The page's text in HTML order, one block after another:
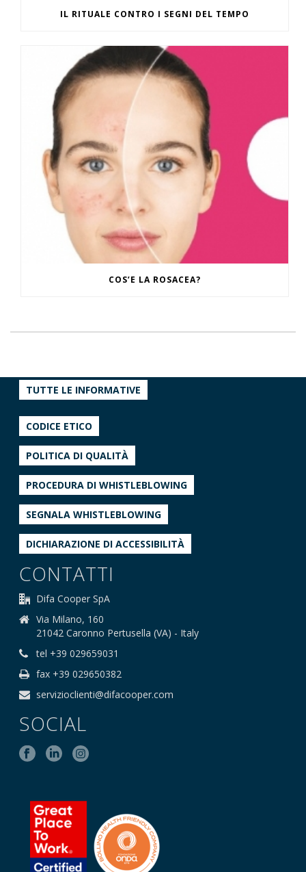
IL RITUALE CONTRO I SEGNI DEL TEMPO
COS’E LA ROSACEA?
TUTTE LE INFORMATIVE
CODICE ETICO
POLITICA DI QUALITÀ
PROCEDURA DI WHISTLEBLOWING
SEGNALA WHISTLEBLOWING
DICHIARAZIONE DI ACCESSIBILITÀ
CONTATTI
Difa Cooper SpA
Via Milano, 160
21042 Caronno Pertusella (VA) - Italy
tel +39 029659031
fax +39 029650382
servizioclienti@difacooper.com
SOCIAL